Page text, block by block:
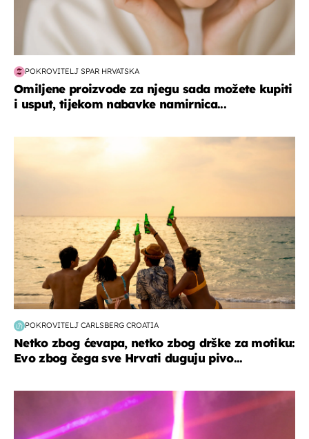
POKROVITELJ SPAR HRVATSKA
Omiljene proizvode za njegu sada možete kupiti
i usput, tijekom nabavke namirnica...
POKROVITELJ CARLSBERG CROATIA
Netko zbog ćevapa, netko zbog drške za motiku:
Evo zbog čega sve Hrvati duguju pivo...